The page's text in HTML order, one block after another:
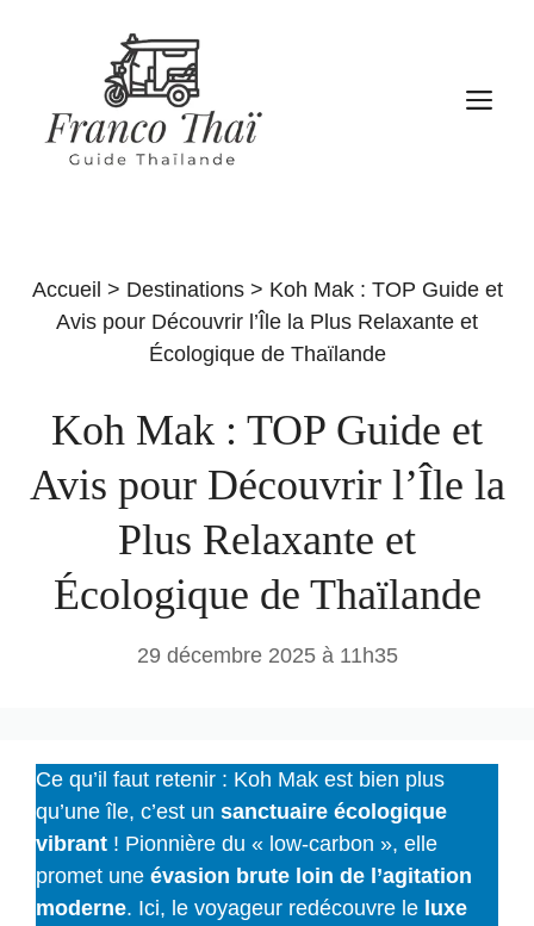
Accueil > Destinations> Koh Mak : TOP Guide et
Avis pour Découvrir l’Île la Plus Relaxante et
Écologique de Thaïlande
Koh Mak : TOP Guide et
Avis pour Découvrir l’Île la
Plus Relaxante et
Écologique de Thaïlande
29 décembre 2025 à 11h35
Ce qu’il faut retenir : Koh Mak est bien plus
qu’une île, c’est un sanctuaire écologique
vibrant ! Pionnière du « low-carbon », elle
promet une évasion brute loin de l’agitation
moderne. Ici, le voyageur redécouvre le luxe